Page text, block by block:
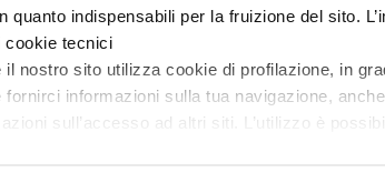
quanto indispensabili per la fruizione del sito.
cookie tecnici
nostro sito utilizza cookie di profilazione, in
informazioni sulla tua navigazione,
sull’accesso ad altri siti. L’utilizzo è